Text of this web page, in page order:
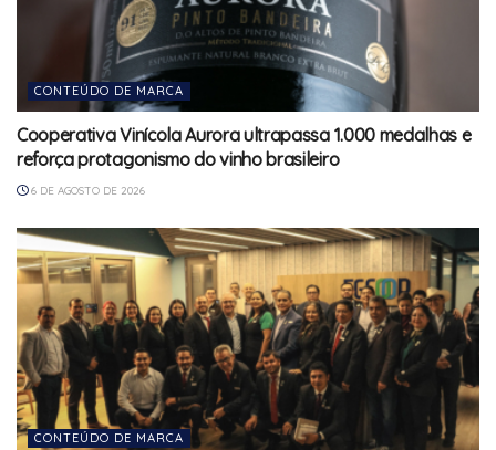
CONTEÚDO DE MARCA
Cooperativa Vinícola Aurora ultrapassa 1.000 medalhas e
reforça protagonismo do vinho brasileiro
6 DE AGOSTO DE 2026
CONTEÚDO DE MARCA